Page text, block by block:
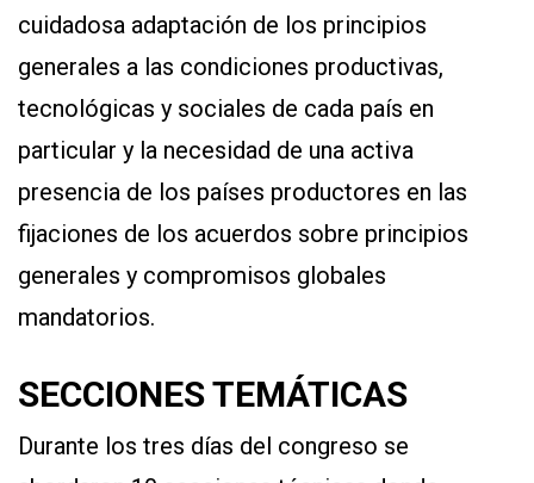
cuidadosa adaptación de los principios
generales a las condiciones productivas,
tecnológicas y sociales de cada país en
particular y la necesidad de una activa
presencia de los países productores en las
fijaciones de los acuerdos sobre principios
generales y compromisos globales
mandatorios.
SECCIONES TEMÁTICAS
Durante los tres días del congreso se